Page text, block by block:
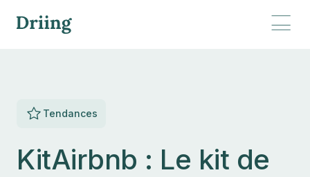
Tendances
KitAirbnb : Le kit de